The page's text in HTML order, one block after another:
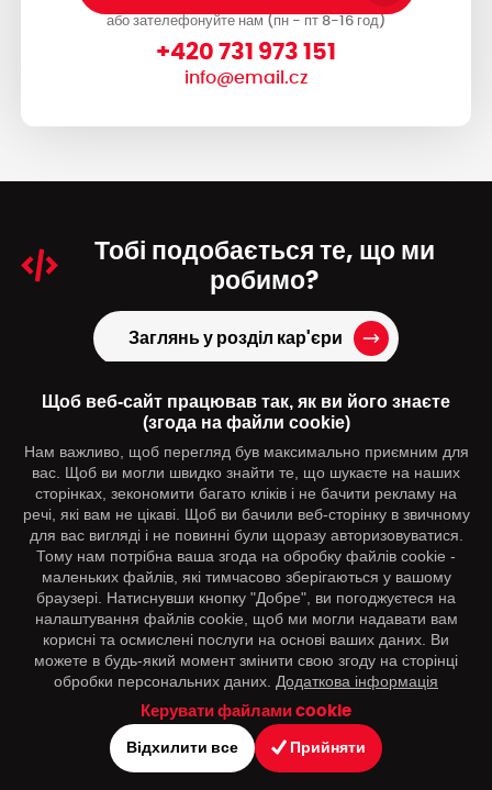
або зателефонуйте нам (пн - пт 8-16 год)
+420 731 973 151
info@email.cz
Тобі подобається те, що ми
робимо?
Заглянь у розділ кар'єри
+420 739 973 151
hr@dmpagency.cz
Вас може зацікавити
Контакти
Слідкуйте за нами
© Офіційний сайт dmpagency.cz s.r.o.
Щоб веб-сайт працював так, як ви його знаєте
(згода на файли cookie)
Нам важливо, щоб перегляд був максимально приємним для
вас. Щоб ви могли швидко знайти те, що шукаєте на наших
сторінках, зекономити багато кліків і не бачити рекламу на
речі, які вам не цікаві. Щоб ви бачили веб-сторінку в звичному
для вас вигляді і не повинні були щоразу авторизовуватися.
Тому нам потрібна ваша згода на обробку файлів cookie -
маленьких файлів, які тимчасово зберігаються у вашому
браузері. Натиснувши кнопку "Добре", ви погоджуєтеся на
налаштування файлів cookie, щоб ми могли надавати вам
корисні та осмислені послуги на основі ваших даних. Ви
можете в будь-який момент змінити свою згоду на сторінці
обробки персональних даних. Додаткова інформація
Керувати файлами cookie
Відхилити все Прийняти